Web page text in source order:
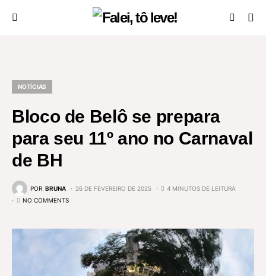
NOTÍCIAS
Bloco de Belô se prepara
para seu 11º ano no Carnaval
de BH
POR BRUNA 26 DE FEVEREIRO DE 2025
4 MINUTOS DE LEITURA
NO COMMENTS